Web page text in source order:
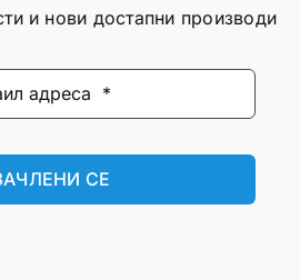
и нови достапни производи
СЕ